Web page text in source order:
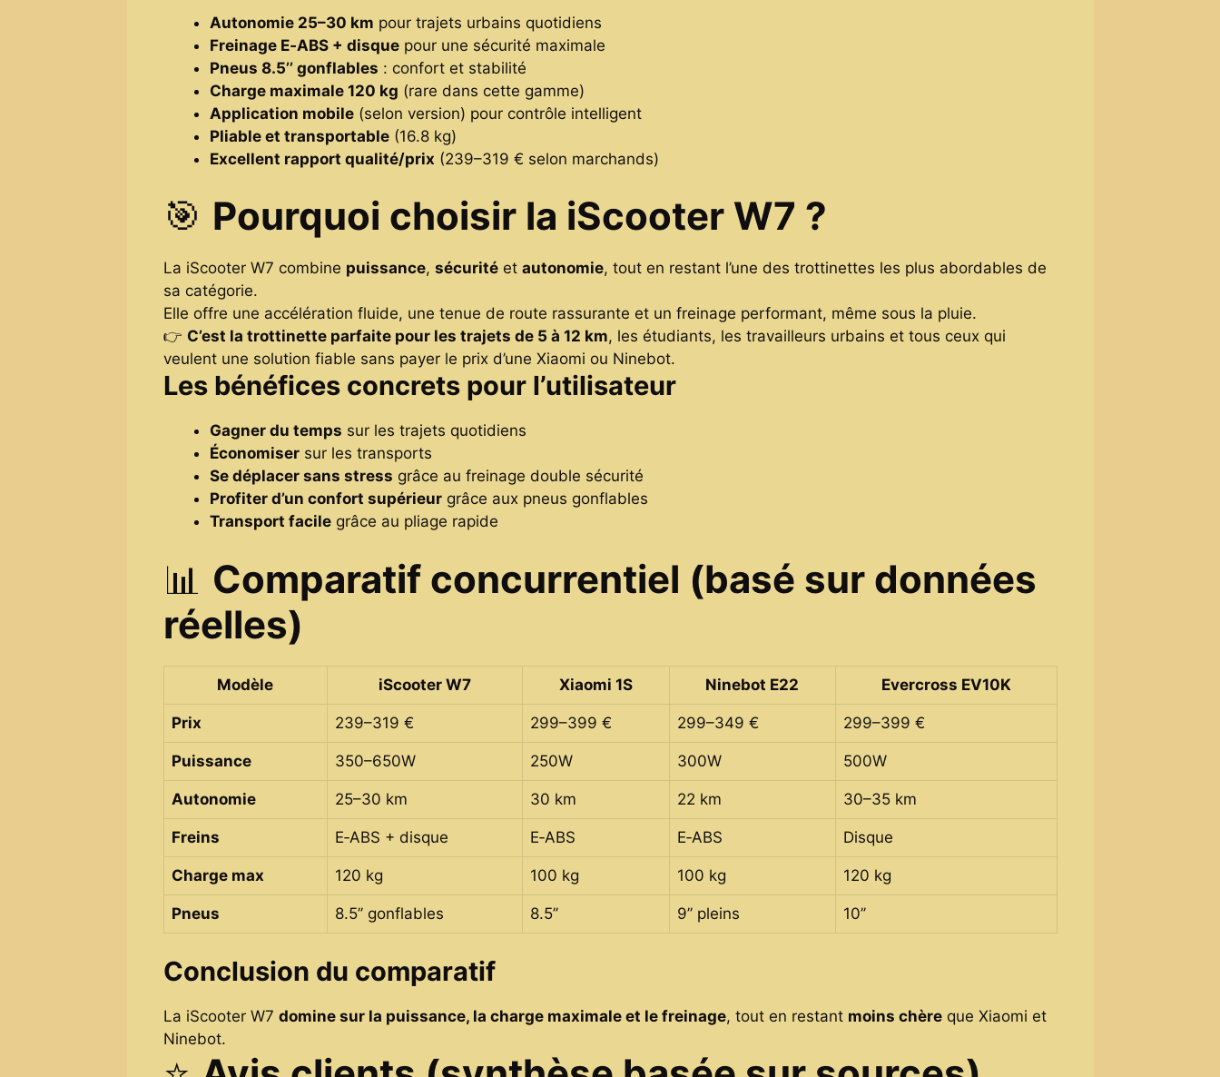
Autonomie 25–30 km pour trajets urbains quotidiens
Freinage E‑ABS + disquepour une sécurité maximale
Pneus 8.5’’ gonflables : confort et stabilité
Charge maximale 120 kg (rare dans cette gamme)
Application mobile(selon version) pour contrôle intelligent
Pliable et transportable(16.8 kg)
Excellent rapport qualité/prix (239–319 € selon marchands)
🎯 Pourquoi choisir la iScooter W7 ?
La iScooter W7 combine puissance, sécuritéet autonomie, tout en restant l’une des trottinettes les plus abordables de
sa catégorie.
Elle offre une accélération fluide, une tenue de route rassurante et un freinage performant, même sous la pluie.
👉 C’est la trottinette parfaite pour les trajets de 5 à 12 km, les étudiants, les travailleurs urbains et tous ceux qui
veulent une solution fiable sans payer le prix d’une Xiaomi ou Ninebot.
Les bénéfices concrets pour l’utilisateur
Gagner du temps sur les trajets quotidiens
Économisersur les transports
Se déplacer sans stress grâce au freinage double sécurité
Profiter d’un confort supérieurgrâce aux pneus gonflables
Transport facilegrâce au pliage rapide
📊 Comparatif concurrentiel (basé sur données
réelles)
Modèle iScooter W7 Xiaomi 1S Ninebot E22 Evercross EV10K
Prix 239–319 € 299–399 € 299–349 € 299–399 €
Puissance 350–650W 250W 300W 500W
Autonomie 25–30 km 30 km 22 km 30–35 km
Freins E‑ABS + disque E‑ABS E‑ABS Disque
Charge max 120 kg 100 kg 100 kg 120 kg
Pneus 8.5’’ gonflables 8.5’’ 9’’ pleins 10’’
Conclusion du comparatif
La iScooter W7 domine sur la puissance, la charge maximale et le freinage, tout en restant moins chèreque Xiaomi et
Ninebot.